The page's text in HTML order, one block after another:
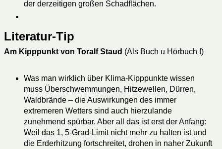
der derzeitigen großen Schadflächen.
Literatur-Tip
Am Kipppunkt von Toralf Staud (Als Buch u Hörbuch !)
Was man wirklich über Klima-Kipppunkte wissen
muss Überschwemmungen, Hitzewellen, Dürren,
Waldbrände – die Auswirkungen des immer
extremeren Wetters sind auch hierzulande
zunehmend spürbar. Aber all das ist erst der Anfang:
Weil das 1, 5-Grad-Limit nicht mehr zu halten ist und
die Erderhitzung fortschreitet, drohen in naher Zukunft